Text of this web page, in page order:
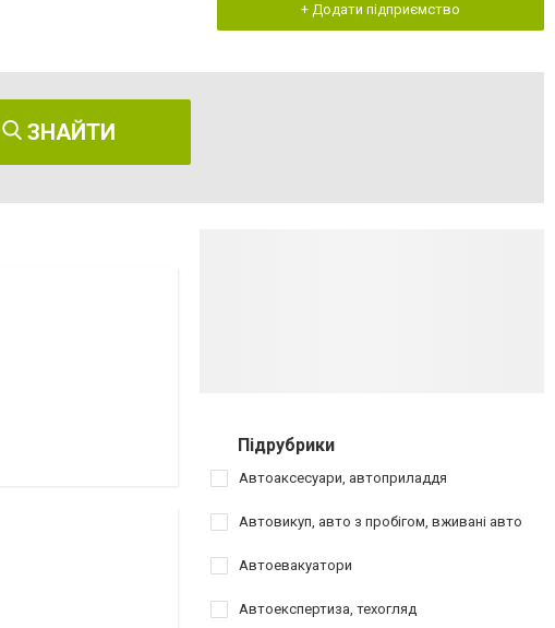
+ Додати підприємство
ЗНАЙТИ
Підрубрики
Автоаксесуари, автоприладдя
Автовикуп, авто з пробігом, вживані авто
Автоевакуатори
Автоекспертиза, техогляд